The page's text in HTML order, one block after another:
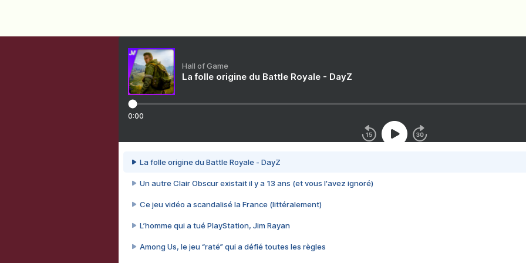
Hall of Game
La folle origine du Battle Royale - DayZ
0:00
La folle origine du Battle Royale - DayZ
Un autre Clair Obscur existait il y a 13 ans (et vous l'avez ignoré)
Ce jeu vidéo a scandalisé la France (littéralement)
L’homme qui a tué PlayStation, Jim Rayan
Among Us, le jeu “raté” qui a défié toutes les règles